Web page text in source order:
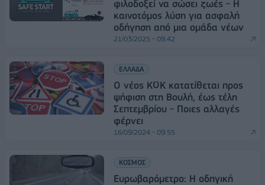
φιλοδοξεί να σώσει ζωές - Η
καινοτόμος λύση για ασφαλή
οδήγηση από μια ομάδα νέων
21/03/2025 - 09:42
ΕΛΛΑΔΑ
O νέος ΚΟΚ κατατίθεται προς
ψήφιση στη Βουλή, έως τέλη
Σεπτεμβρίου - Ποιες αλλαγές
φέρνει
16/09/2024 - 09:55
ΚΟΣΜΟΣ
Ευρωβαρόμετρο: Η οδηγική